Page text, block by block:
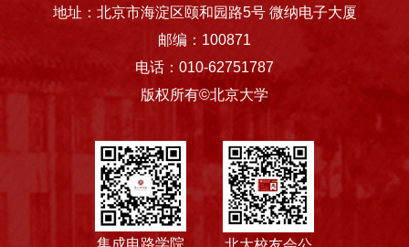
地址：北京市海淀区颐和园路5号 微纳电子大厦
邮编：100871
电话：010-62751787
版权所有©北京大学
集成电路学院